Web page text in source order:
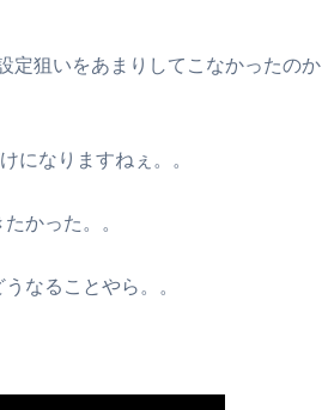
定狙いをあまりしてこなかったのか
になりますねぇ。。
かった。。
なることやら。。